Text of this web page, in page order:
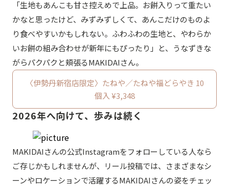
「生地もあんこも甘さ控えめで上品。お餅入りって重たい
かなと思ったけど、みずみずしくて、あんこだけのものよ
り食べやすいかもしれない。ふわふわの生地と、やわらか
いお餅の組み合わせが新年にもぴったり」と、うなずきな
がらパクパクと頬張るMAKIDAIさん。
〈伊勢丹新宿店限定〉たねや／たねや福どらやき 10
個入 ¥3,348
2026年へ向けて、歩みは続く
MAKIDAIさんの公式Instagramをフォローしている人なら
ご存じかもしれませんが、リール投稿では、さまざまなシ
ーンやロケーションで活躍するMAKIDAIさんの姿をチェッ